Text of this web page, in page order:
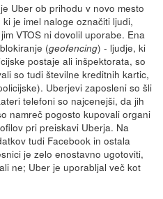
Uber ob prihodu v novo mesto
je imel naloge označiti ljudi,
VTOS ni dovolil uporabe. Ena
(geofencing) - ljudje, ki
postaje ali inšpektorata, so
so tudi številne kreditnih kartic,
Uberjevi zaposleni so šli
telefoni so najcenejši, da jih
namreč pogosto kupovali organi
pri preiskavi Uberja. Na
tudi Facebook in ostala
je zelo enostavno ugotoviti,
ne; Uber je uporabljal več kot